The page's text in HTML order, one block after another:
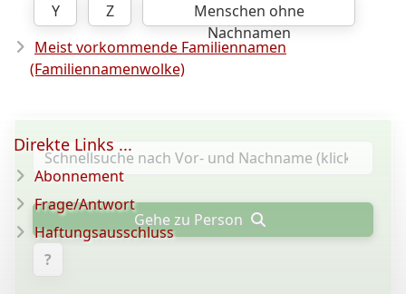
Y
Z
Menschen ohne
Nachnamen
Meist vorkommende Familiennamen
(Familiennamenwolke)
Gehe zu Person
?
Direkte Links ...
Abonnement
Frage/Antwort
Haftungsausschluss